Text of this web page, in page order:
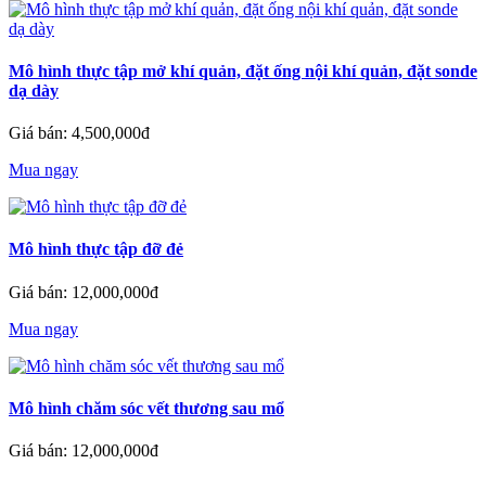
Mô hình thực tập mở khí quản, đặt ống nội khí quản, đặt sonde
dạ dày
Giá bán: 4,500,000đ
Mua ngay
Mô hình thực tập đỡ đẻ
Giá bán: 12,000,000đ
Mua ngay
Mô hình chăm sóc vết thương sau mổ
Giá bán: 12,000,000đ